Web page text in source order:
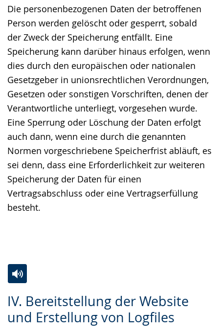
Die personenbezogenen Daten der betroffenen
Person werden gelöscht oder gesperrt, sobald
der Zweck der Speicherung entfällt. Eine
Speicherung kann darüber hinaus erfolgen, wenn
dies durch den europäischen oder nationalen
Gesetzgeber in unionsrechtlichen Verordnungen,
Gesetzen oder sonstigen Vorschriften, denen der
Verantwortliche unterliegt, vorgesehen wurde.
Eine Sperrung oder Löschung der Daten erfolgt
auch dann, wenn eine durch die genannten
Normen vorgeschriebene Speicherfrist abläuft, es
sei denn, dass eine Erforderlichkeit zur weiteren
Speicherung der Daten für einen
Vertragsabschluss oder eine Vertragserfüllung
besteht.
IV. Bereitstellung der Website
und Erstellung von Logfiles
Leichten
Sprache
Audio-
Unterstützung.
Video
in